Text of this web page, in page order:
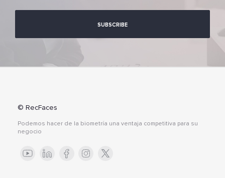
© RecFaces
Podemos hacer de la biometría una ventaja competitiva para su
negocio